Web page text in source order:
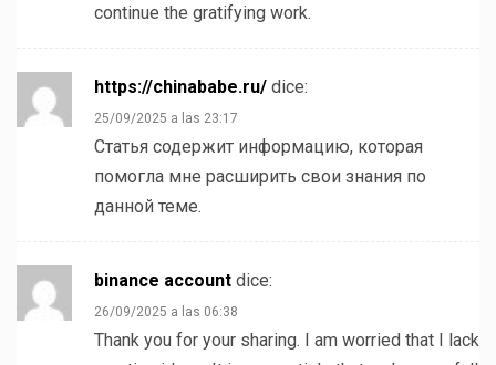
continue the gratifying work.
https://chinababe.ru/ dice:
25/09/2025 a las 23:17
Статья содержит информацию, которая
помогла мне расширить свои знания по
данной теме.
binance account dice:
26/09/2025 a las 06:38
Thank you for your sharing. I am worried that I lack